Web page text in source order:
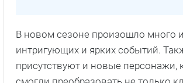
В новом сезоне произошло много
интригующих и ярких событий.
присутствуют и новые персонажи,